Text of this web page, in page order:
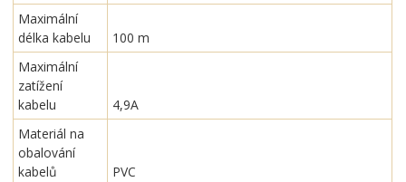
Maximální
délka kabelu
100 m
Maximální
zatížení
kabelu
4,9A
Materiál na
obalování
kabelů
PVC